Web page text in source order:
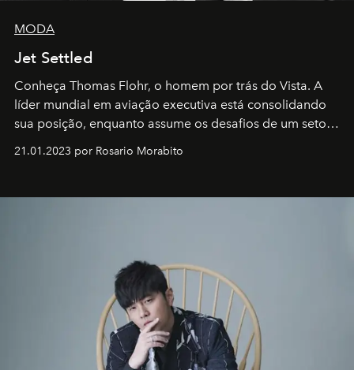
MODA
Jet Settled
Conheça Thomas Flohr, o homem por trás do Vista. A
líder mundial em aviação executiva está consolidando
sua posição, enquanto assume os desafios de um setor
21.01.2023 por Rosario Morabito